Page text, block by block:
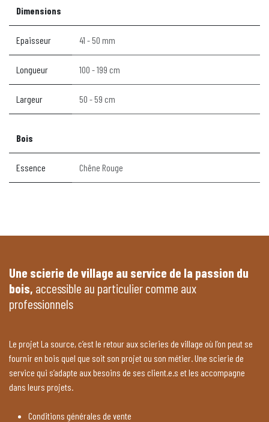
Dimensions
Epaisseur 41 - 50 mm
Longueur 100 - 199 cm
Largeur 50 - 59 cm
Bois
Essence Chêne Rouge
Une scierie de village au service de la passion du
bois, accessible au particulier comme aux
professionnels
Le projet La source, c’est le retour aux scieries de village où l’on peut se
fournir en bois quel que soit son projet ou son métier. Une scierie de
service qui s’adapte aux besoins de ses client.e.s et les accompagne
dans leurs projets.
Conditions générales de vente